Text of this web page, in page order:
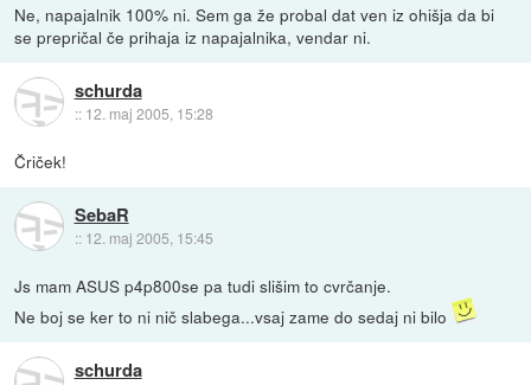
Ne, napajalnik 100% ni. Sem ga že probal dat ven iz ohišja da bi
se prepričal če prihaja iz napajalnika, vendar ni.
schurda
:: 12. maj 2005, 15:28
Čriček!
SebaR
:: 12. maj 2005, 15:45
Js mam ASUS p4p800se pa tudi slišim to cvrčanje.
Ne boj se ker to ni nič slabega...vsaj zame do sedaj ni bilo
schurda